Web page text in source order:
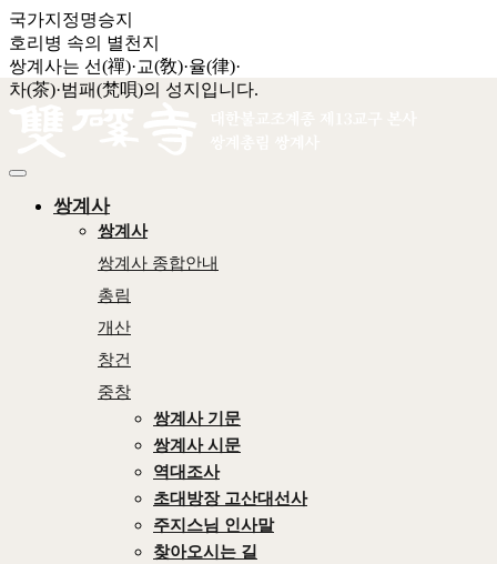
국가지정명승지
호리병 속의 별천지
쌍계사는 선(禪)·교(敎)·율(律)·
차(茶)·범패(梵唄)의 성지입니다.
쌍계사
쌍계사
쌍계사 종합안내
총림
개산
창건
중창
쌍계사 기문
쌍계사 시문
역대조사
초대방장 고산대선사
주지스님 인사말
찾아오시는 길